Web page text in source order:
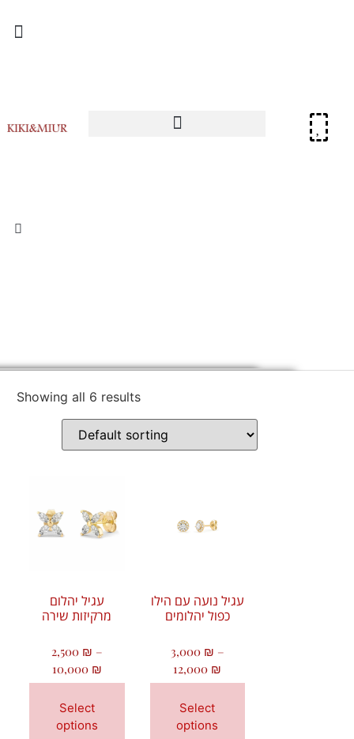
Showing all 6 results
עגיל יהלום
מרקיזות שירה
2,500 ₪ –
10,000 ₪
Select
options
עגיל נועה עם הילו
כפול יהלומים
3,000 ₪ –
12,000 ₪
Select
options